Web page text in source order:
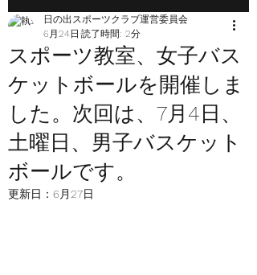
スポーツ教室、女子バス
ケットボールを開催しま
した。次回は、7月4日、
土曜日、男子バスケット
ボールです。
日の出スポーツクラブ運営委員会
6月24日 読了時間: 2分
更新日： 6月27日